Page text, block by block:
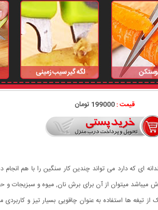
قیمت :199000 تومان
ای که دارد می تواند چندین کار سنگین را با هم
تیغه ها استفاده به عنوان چاقویی بسیار تیز و